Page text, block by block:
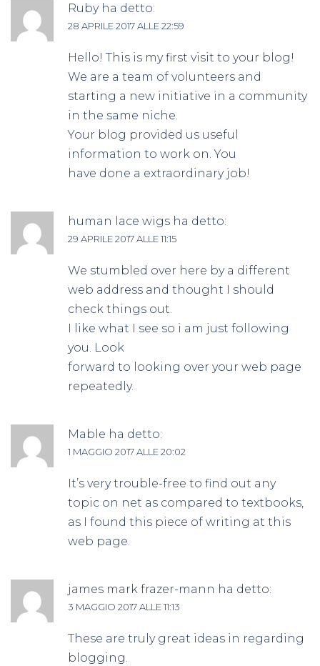
Ruby ha detto:
28 APRILE 2017 ALLE 22:59
Hello! This is my first visit to your blog!
We are a team of volunteers and
starting a new initiative in a community
in the same niche.
Your blog provided us useful
information to work on. You
have done a extraordinary job!
human lace wigs ha detto:
29 APRILE 2017 ALLE 11:15
We stumbled over here by a different
web address and thought I should
check things out.
I like what I see so i am just following
you. Look
forward to looking over your web page
repeatedly.
Mable ha detto:
1 MAGGIO 2017 ALLE 20:02
It’s very trouble-free to find out any
topic on net as compared to textbooks,
as I found this piece of writing at this
web page.
james mark frazer-mann ha detto:
3 MAGGIO 2017 ALLE 11:13
These are truly great ideas in regarding
blogging.